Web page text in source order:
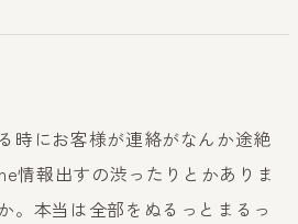
時にお客様が連絡がなんか途絶
情報出すの渋ったりとかありま
。本当は全部をぬるっとまるっ